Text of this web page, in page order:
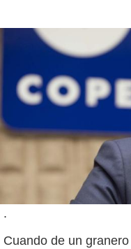
.
Cuando de un